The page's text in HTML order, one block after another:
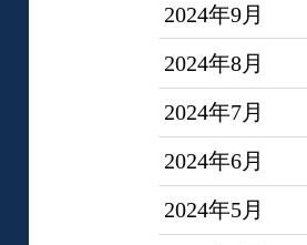
2024年9月
2024年8月
2024年7月
2024年6月
2024年5月